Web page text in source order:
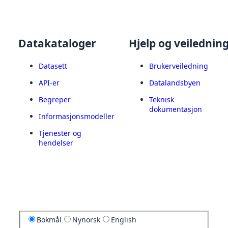
Datakataloger
Datasett
API-er
Begreper
Informasjonsmodeller
Tjenester og
hendelser
Hjelp og
Brukerveiledning
Datalandsbyen
Teknisk
dokumentasjon
Bokmål Nynorsk English